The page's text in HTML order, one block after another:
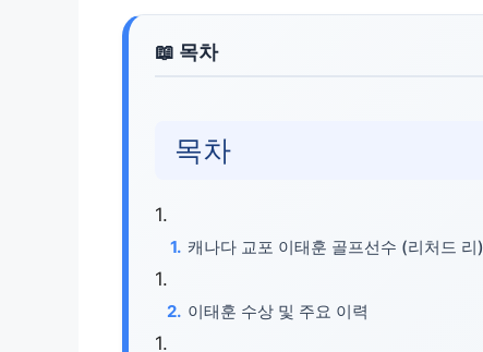
목차
캐나다 교포 이태훈 골프선수 (리처드 리)
이태훈 수상 및 주요 이력